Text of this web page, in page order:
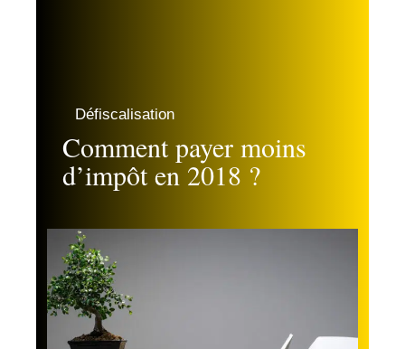
Défiscalisation
Comment payer moins
d’impôt en 2018 ?